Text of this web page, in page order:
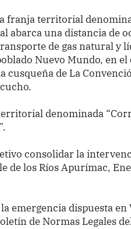
franja territorial
abarca una distancia de
de gas natural y
Nuevo Mundo, en
cusqueña de La
denominada
consolidar la
de los Ríos Apurímac,
emergencia dispuesta
de Normas Legales